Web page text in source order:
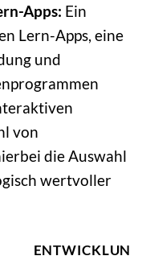
Apps: Ein
Lern-Apps, eine
und
von
die Auswahl
wertvoller